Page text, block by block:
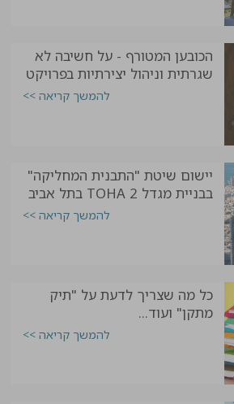
הכובען המטורף - על חשיבה לא
שגרתית וניהול יצירתיות בפרויקט
להמשך קריאה >>
יישום שיטת "התבנית המחליקה"
בבניית מגדל TOHA 2 בתל אביב
להמשך קריאה >>
כל מה שצריך לדעת על "תיק
מתקן" ועוד...
להמשך קריאה >>